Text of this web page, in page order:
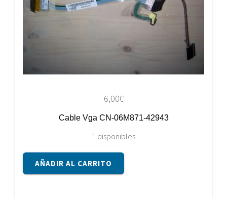
6,00€
Cable Vga CN-06M871-42943
1 disponibles
Cable
Vga
AÑADIR AL CARRITO